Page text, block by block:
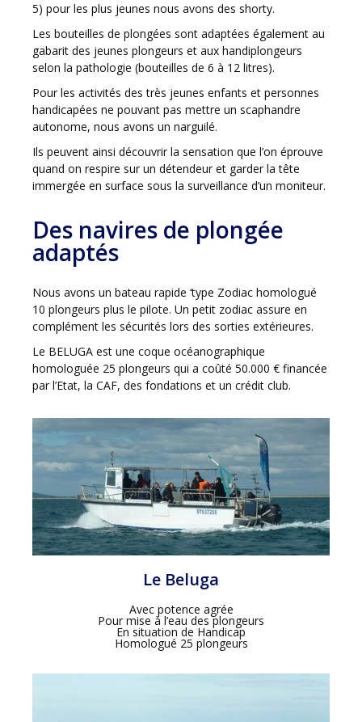
5) pour les plus jeunes nous avons des shorty.
Les bouteilles de plongées sont adaptées également au
gabarit des jeunes plongeurs et aux handiplongeurs
selon la pathologie (bouteilles de 6 à 12 litres).
Pour les activités des très jeunes enfants et personnes
handicapées ne pouvant pas mettre un scaphandre
autonome, nous avons un narguilé.
Ils peuvent ainsi découvrir la sensation que l’on éprouve
quand on respire sur un détendeur et garder la tête
immergée en surface sous la surveillance d’un moniteur.
Des navires de plongée
adaptés
Nous avons un bateau rapide ‘type Zodiac homologué
10 plongeurs plus le pilote. Un petit zodiac assure en
complément les sécurités lors des sorties extérieures.
Le BELUGA est une coque océanographique
homologuée 25 plongeurs qui a coûté 50.000 € financée
par l’Etat, la CAF, des fondations et un crédit club.
Le Beluga
Avec potence agrée
Pour mise à l’eau des plongeurs
En situation de Handicap
Homologué 25 plongeurs